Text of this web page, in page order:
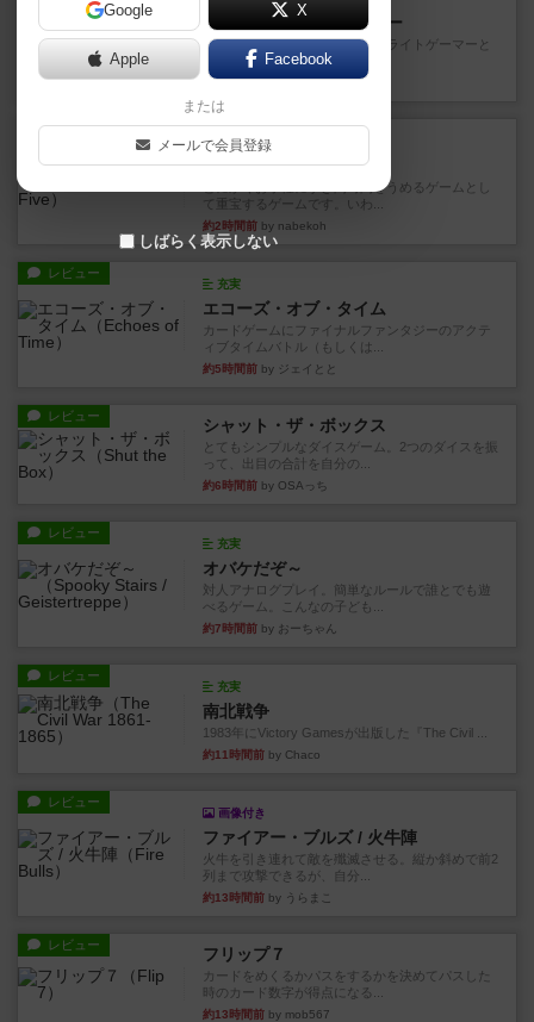
アンダー・ザ・テーブラー
笑えるバカゲームを集めているライトゲーマーと
してのレビューです。正体隠...
9分前by toyota
レビュー
充実
ワン・トゥ・ファイブ
とにかくお手軽にすき間時間をうめるゲームとし
て重宝するゲームです。いわ...
約2時間前 by nabekoh
レビュー
充実
エコーズ・オブ・タイム
カードゲームにファイナルファンタジーのアクテ
ィブタイムバトル（もしくは...
約5時間前 by ジェイとと
レビュー シャット・ザ・ボックス
とてもシンプルなダイスゲーム。2つのダイスを振
って、出目の合計を自分の...
約6時間前 by OSAっち
レビュー
充実
オバケだぞ～
対人アナログプレイ。簡単なルールで誰とでも遊
べるゲーム。こんなの子ども...
約7時間前 by おーちゃん
レビュー
充実
南北戦争
1983年にVictory Gamesが出版した『The Civil ...
約11時間前 by Chaco
レビュー
画像付き
ファイアー・ブルズ / 火牛陣
火牛を引き連れて敵を殲滅させる。縦か斜めで前2
列まで攻撃できるが、自分...
約13時間前 by うらまこ
レビュー フリップ７
カードをめくるかパスをするかを決めてパスした
時のカード数字が得点になる...
約13時間前 by mob567
Google X
Apple Facebook
または
メールで会員登録
しばらく表示しない